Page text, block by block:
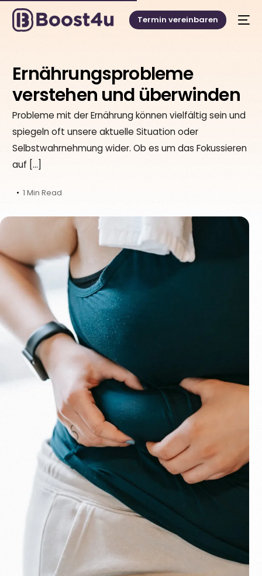
Termin vereinbaren
Ernährungsprobleme
verstehen und überwinden
Probleme mit der Ernährung können vielfältig sein und
spiegeln oft unsere aktuelle Situation oder
Selbstwahrnehmung wider. Ob es um das Fokussieren
auf […]
1 Min Read